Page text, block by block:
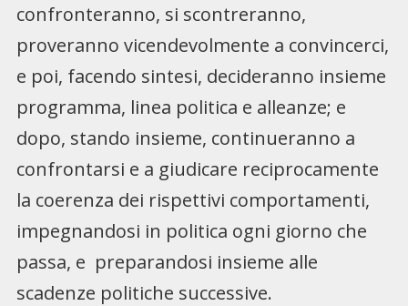
confronteranno, si scontreranno,
proveranno vicendevolmente a convincerci,
e poi, facendo sintesi, decideranno insieme
programma, linea politica e alleanze; e
dopo, stando insieme, continueranno a
confrontarsi e a giudicare reciprocamente
la coerenza dei rispettivi comportamenti,
impegnandosi in politica ogni giorno che
passa, e preparandosi insieme alle
scadenze politiche successive.